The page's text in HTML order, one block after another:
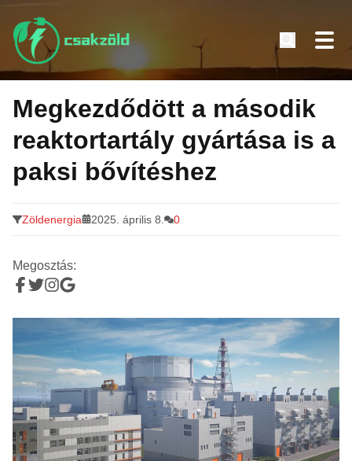
Tovább
tartalomra
Megkezdődött a második
reaktortartály gyártása is a
paksi bővítéshez
Zöldenergia 2025. április 8. 0
Megosztás: